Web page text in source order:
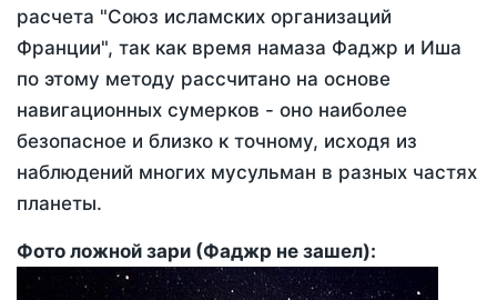
расчета "Союз исламских организаций
Франции", так как время намаза Фаджр и Иша
по этому методу рассчитано на основе
навигационных сумерков - оно наиболее
безопасное и близко к точному, исходя из
наблюдений многих мусульман в разных частях
планеты.
Фото ложной зари (Фаджр не зашел):